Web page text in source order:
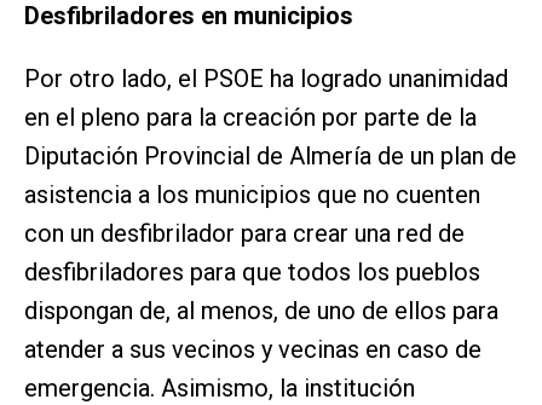
Desfibriladores en municipios
Por otro lado, el PSOE ha logrado unanimidad
en el pleno para la creación por parte de la
Diputación Provincial de Almería de un plan de
asistencia a los municipios que no cuenten
con un desfibrilador para crear una red de
desfibriladores para que todos los pueblos
dispongan de, al menos, de uno de ellos para
atender a sus vecinos y vecinas en caso de
emergencia. Asimismo, la institución